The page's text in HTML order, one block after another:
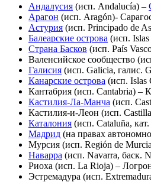
Андалусия (исп. Andalucía) –
Арагон (исп. Aragón)-
Астурия (исп. Principado de
Балеарские острова (исп.
Страна Басков (исп. País
Валенсийское сообщество
Галисия (исп. Galicia, галис.
Канарские острова (исп. Islas
Кантабрия (исп. Cantabria) –
Кастилия-Ла-Манча (исп.
Кастилия-и-Леон (исп.
Каталония (исп. Cataluña,
Мадрид (на правах
Мурсия (исп. Región de
Наварра (исп. Navarra, баск.
Риоха (исп. La Rioja) –
Эстремадура (исп.